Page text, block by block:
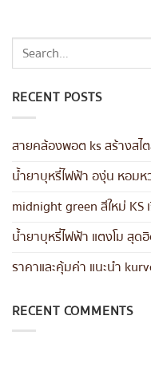
RECENT POSTS
สายคล้องพอต ks สร้างสไ
น้ำยาบุหรี่ไฟฟ้า องุ่น หอมห
midnight green สีใหม่
น้ำยาบุหรี่ไฟฟ้า แตงโม สุด
ราคาและคุ้มค่า แนะนำ
RECENT COMMENTS